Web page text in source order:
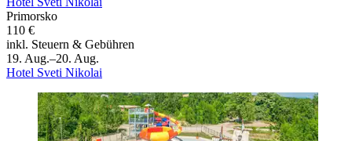
Primorsko
110 €
inkl. Steuern & Gebühren
19. Aug.–20. Aug.
Hotel Sveti Nikolai